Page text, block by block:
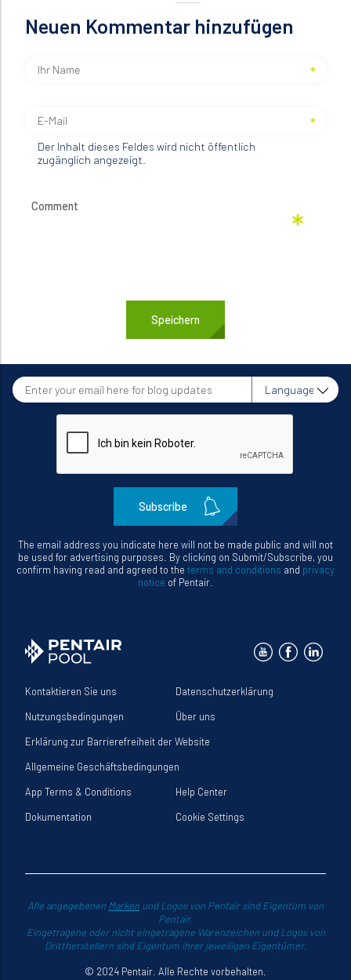
Neuen Kommentar hinzufügen
Der Inhalt dieses Feldes wird nicht öffentlich
zugänglich angezeigt.
Enter
your
Language
The email address you indicate here will not be made public and will not
be used for advertising purposes. By clicking on Submit/Subscribe, you
confirm having read and agreed to the terms and conditions and privacy
notice of Pentair.
Kontaktieren Sie uns
Datenschutzerklärung
Nutzungsbedingungen
Über uns
Erklärung zur Barrierefreiheit der Website
Allgemeine Geschäftsbedingungen
App Terms & Conditions
Help Center
Dokumentation
Cookie Settings
Alle angegebenen Marken und Logos von Pentair sind Eigentum von
Pentair.
Eingetragene oder nicht eingetragene Warenzeichen und Logos von
Drittherstellern sind Eigentum ihrer jeweiligen Eigentümer.
© 2024 Pentair. Alle Rechte vorbehalten.